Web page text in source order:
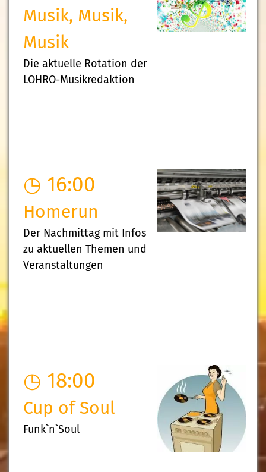
Musik, Musik,
Musik
Die aktuelle Rotation der
LOHRO-Musikredaktion
◷ 16:00
Homerun
Der Nachmittag mit Infos
zu aktuellen Themen und
Veranstaltungen
◷ 18:00
Cup of Soul
Funk`n`Soul